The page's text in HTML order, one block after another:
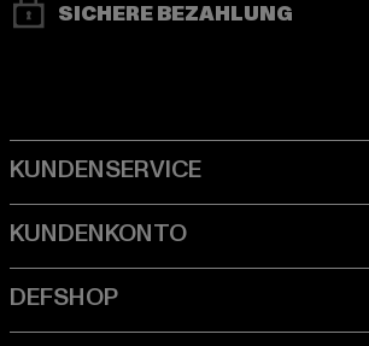
SICHERE BEZAHLUNG